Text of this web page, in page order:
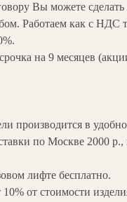
Вы можете
Работаем как с НДС
на 9 месяцев
производится в
по Москве 2000
лифте бесплатно.
от стоимости
19.00
к2
19:00